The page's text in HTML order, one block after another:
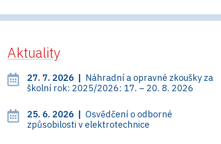
Aktuality
27. 7. 2026 | Náhradní a opravné zkoušky za
školní rok: 2025/2026: 17. – 20. 8. 2026
25. 6. 2026 | Osvědčení o odborné
způsobilosti v elektrotechnice